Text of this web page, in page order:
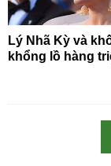
Lý Nhã Kỳ và
khổng lồ hàng